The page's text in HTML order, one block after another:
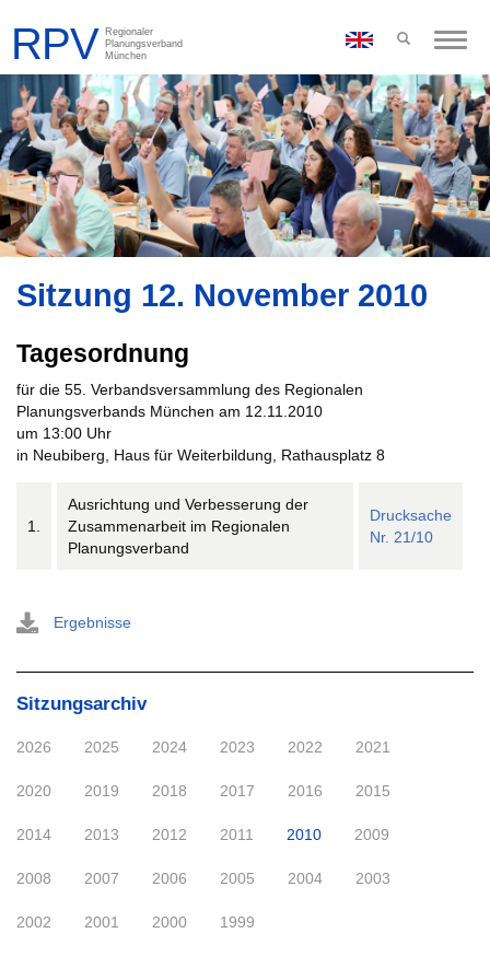
Toggle
Sitzung 12. November 2010
Tagesordnung
für die 55. Verbandsversammlung des Regionalen
Planungsverbands München am 12.11.2010
um 13:00 Uhr
in Neubiberg, Haus für Weiterbildung, Rathausplatz 8
1.
Ausrichtung und Verbesserung der
Zusammenarbeit im Regionalen
Planungsverband
Drucksache
Nr. 21/10
Ergebnisse
Sitzungsarchiv
2026 2025 2024 2023 2022 2021
2020 2019 2018 2017 2016 2015
2014 2013 2012 2011 2010 2009
2008 2007 2006 2005 2004 2003
2002 2001 2000 1999